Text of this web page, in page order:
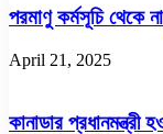
পরমাণু কর্মসূচি থেকে
April 21, 2025
কানাডার প্রধানমন্ত্রী